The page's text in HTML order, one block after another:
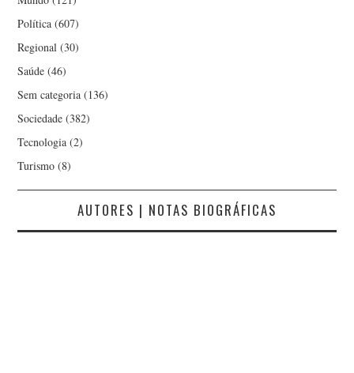
NUNO TEIXEIRA CASTRO
PAULO FERREIRA
PAULO NETO
PAULO RAMALHEIRA
TEIXIERA
PAULO VALÉRIO
Política (607)
Regional (30)
Saúde (46)
Sem categoria (136)
Sociedade (382)
Tecnologia (2)
Turismo (8)
AUTORES | NOTAS BIOGRÁFICAS